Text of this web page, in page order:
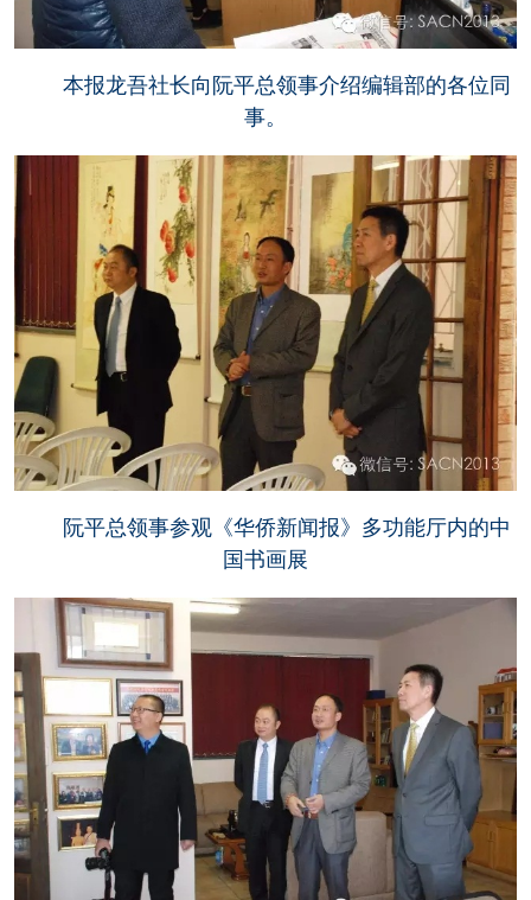
本报龙吾社长向阮平总领事介绍编辑部的各位同
事。
阮平总领事参观《华侨新闻报》多功能厅内的中
国书画展